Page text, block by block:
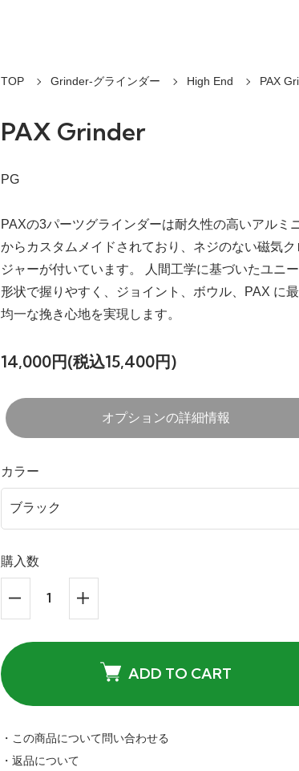
TOP Grinder-グラインダー High End PAX
PAX Grinder
PG
PAXの3パーツグラインダーは耐久性の高いアルミ
からカスタムメイドされており、ネジのない磁気ク
ジャーが付いています。 人間工学に基づいたユニ
形状で握りやすく、ジョイント、ボウル、PAX に
均一な挽き心地を実現します。
14,000円(税込15,400円)
オプションの詳細情報
カラー
購入数
ADD TO CART
・この商品について問い合わせる
・返品について